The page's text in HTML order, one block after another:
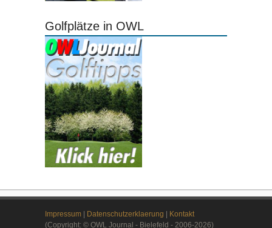
Golfplätze in OWL
Impressum Datenschutzerklaerung
Kontakt
(Copyright: © OWL Journal - Bielefeld - 2006-2026)